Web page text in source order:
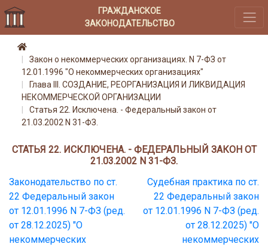
ГРАЖДАНСКОЕ
ЗАКОНОДАТЕЛЬСТВО
Закон о некоммерческих организациях. N 7-ФЗ от
12.01.1996 "О некоммерческих организациях"
Глава III. СОЗДАНИЕ, РЕОРГАНИЗАЦИЯ И ЛИКВИДАЦИЯ
НЕКОММЕРЧЕСКОЙ ОРГАНИЗАЦИИ
Статья 22. Исключена. - Федеральный закон от
21.03.2002 N 31-ФЗ.
СТАТЬЯ 22. ИСКЛЮЧЕНА. - ФЕДЕРАЛЬНЫЙ ЗАКОН ОТ
21.03.2002 N 31-ФЗ.
Законодательство по ст.
22 Федеральный закон
от 12.01.1996 N 7-ФЗ (ред.
от 28.12.2025) "О
некоммерческих
Судебная практика по ст.
22 Федеральный закон
от 12.01.1996 N 7-ФЗ (ред.
от 28.12.2025) "О
некоммерческих